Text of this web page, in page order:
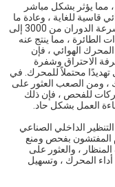
مما يؤثر بشكل مباشر
للغاية ، وعادة ما
تكون درجة حرارة التشغيل أعلى من 1700 ℃. سرعة الدوران من 3000 إلى
الطائرة ، مما ينتج عنه
الهوائي ، فإن
الاحتراق وشفرة
تهديدًا محتملاً للمحرك. في
، ومن الصعب العثور على
للفحص ، فإن ذلك
العمل بشكل حاد.
الداخلي الصناعي
المفتشون بفحص ومنع
، والعثور على
المحرك ، وتسهيل